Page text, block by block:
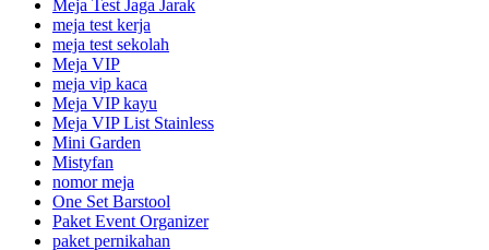
Meja Test Jaga Jarak
meja test kerja
meja test sekolah
Meja VIP
meja vip kaca
Meja VIP kayu
Meja VIP List Stainless
Mini Garden
Mistyfan
nomor meja
One Set Barstool
Paket Event Organizer
paket pernikahan